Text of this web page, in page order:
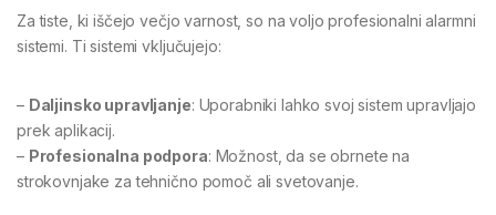
Za tiste, ki iščejo večjo varnost, so na voljo profesionalni alarmni
sistemi. Ti sistemi vključujejo:
– Daljinsko upravljanje: Uporabniki lahko svoj sistem upravljajo
prek aplikacij.
– Profesionalna podpora: Možnost, da se obrnete na
strokovnjake za tehnično pomoč ali svetovanje.